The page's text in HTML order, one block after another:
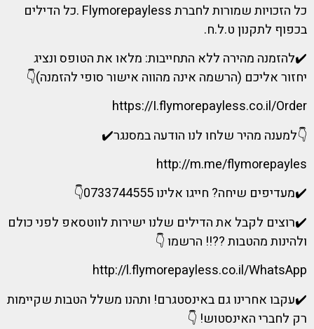
כל הזכויות שמורות לחברת Flymorepayless .כל הדילים
בכפוף לתקנון ט.ל.ח.
✔️להזמנה מהירה ללא התחייבות: מלאו את הטופס ונציג
יחזור אליכם (הרשמה אינה מהווה אישור סופי להזמנה)👇
https://I.flymorepayless.co.il/Order
👇למענה מהיר שלחו לנו הודעה במסנגר✔️
http://m.me/flymorepayles
✔️מעדיפים שיחה? חייגו אלינו 0733744555👇
✔️רוצים לקבל את הדילים שלנו ישירות לווטסאפ לפני כולם
ולהינות מהטבות ??!! הרשמו 👇
http://l.flymorepayless.co.il/WhatsApp
✔️עקבו אחרינו גם באינסטגרם! ותהנו משלל הטבות שקיימות
רק לחברי האינסטוש! 👇